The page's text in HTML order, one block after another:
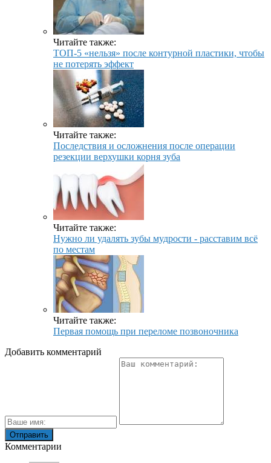
Читайте также:
ТОП-5 «нельзя» после контурной пластики, чтобы
не потерять эффект
Читайте также:
Последствия и осложнения после операции
резекции верхушки корня зуба
Читайте также:
Нужно ли удалять зубы мудрости - расставим всё
по местам
Читайте также:
Первая помощь при переломе позвоночника
Добавить комментарий
Комментарии